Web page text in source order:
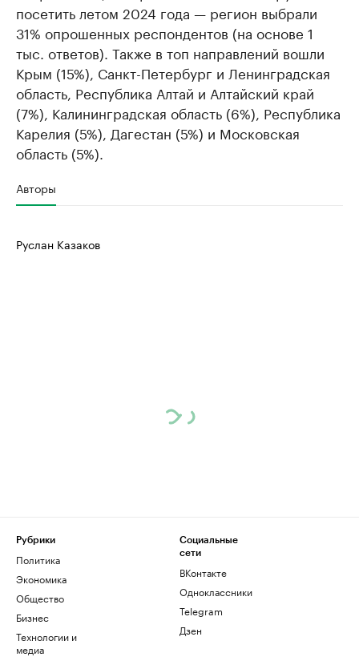
посетить летом 2024 года — регион выбрали
31% опрошенных респондентов (на основе 1
тыс. ответов). Также в топ направлений вошли
Крым (15%), Санкт-Петербург и Ленинградская
область, Республика Алтай и Алтайский край
(7%), Калининградская область (6%), Республика
Карелия (5%), Дагестан (5%) и Московская
область (5%).
Авторы
Руслан Казаков
Рубрики
Политика
Экономика
Общество
Бизнес
Технологии и
медиа
Социальные
сети
ВКонтакте
Одноклассники
Telegram
Дзен